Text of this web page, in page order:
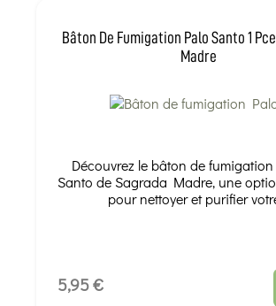
Bâton De Fumigation Palo Santo 1
Madre
Découvrez le bâton de
Santo de Sagrada Madre, une
pour nettoyer et purifier
5,95 €